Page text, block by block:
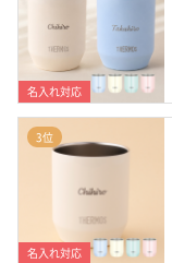
名入れ対応
3位
名入れ対応